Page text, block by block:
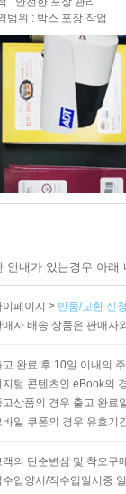
범위 : 박스 포장 작업
내가 있는경우 아
이페이지 > 반품/교환 신
매자 배송 상품은 판매자
고 완료 후 10일 이내의
지털 콘텐츠인 eBook의
고상품의 경우 출고 완료
바일 쿠폰의 경우 유효기
객의 단순변심 및 착오구
수입양서/직수입일서중